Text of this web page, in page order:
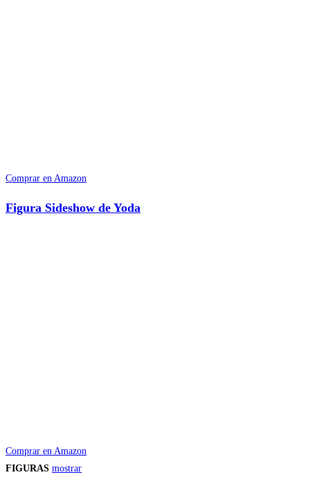
Comprar en Amazon
Figura Sideshow de Yoda
Comprar en Amazon
FIGURAS mostrar